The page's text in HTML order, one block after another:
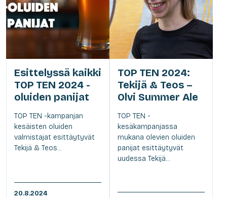
Esittelyssä kaikki
TOP TEN 2024 -
oluiden panijat
TOP TEN -kampanjan
kesäisten oluiden
valmistajat esittäytyvät
Tekijä & Teos...
20.8.2024
TOP TEN 2024:
Tekijä & Teos –
Olvi Summer Ale
TOP TEN -
kesäkampanjassa
mukana olevien oluiden
panijat esittäytyvät
uudessa Tekijä...